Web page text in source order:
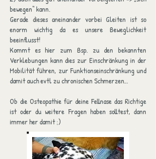
bewegen“ kann.
Gerade dieses aneinander vorbei Gleiten ist so
enorm wichtig da es unsere Beweglichkeit
beeinflusst!
Kommt es hier zum Bsp. zu den bekannten
Verklebungen kann dies zur Einschränkung in der
Mobilität führen, zur Funktionseinschränkung und
damit auch evtl zu chronischen Schmerzen…
Ob die Osteopathie für deine Fellnase das Richtige
ist oder du weitere Fragen haben solltest, dann
immer her damit ;)